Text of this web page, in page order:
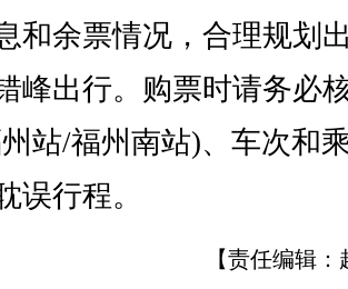
和余票情况，合理规划
峰出行。购票时请务必
站/福州南站)、车次和
误行程。
【责任编辑：